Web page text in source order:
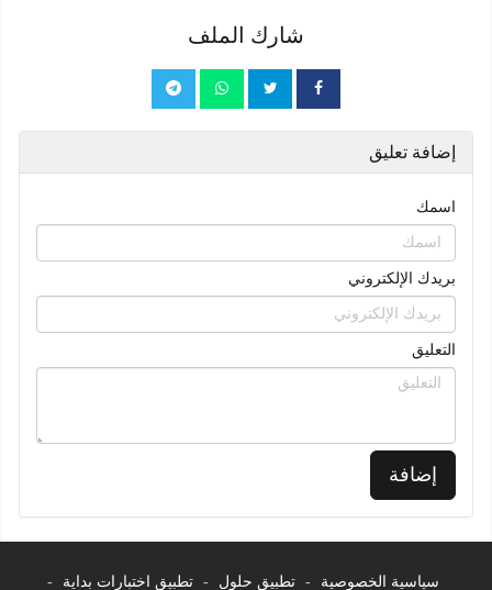
شارك الملف
إضافة تعليق
اسمك
بريدك الإلكتروني
التعليق
إضافة
سياسية الخصوصية - تطبيق حلول - تطبيق اختبارات بداية -